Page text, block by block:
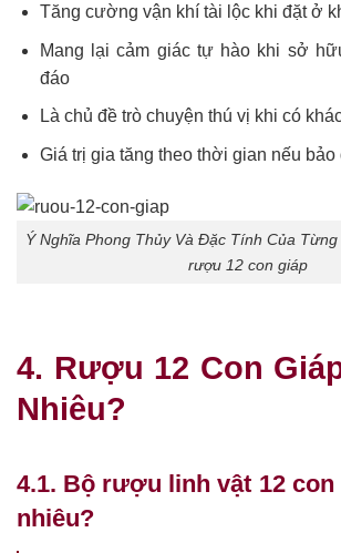
Tăng cường vận khí tài lộc khi đặt ở
Mang lại cảm giác tự hào khi sở
đáo
Là chủ đề trò chuyện thú vị khi có
Giá trị gia tăng theo thời gian nếu bảo
Ý Nghĩa Phong Thủy Và Đặc Tính Của
rượu 12 con giáp
4. Rượu 12 Con
Nhiêu?
4.1. Bộ rượu linh vật 12 con
nhiêu?